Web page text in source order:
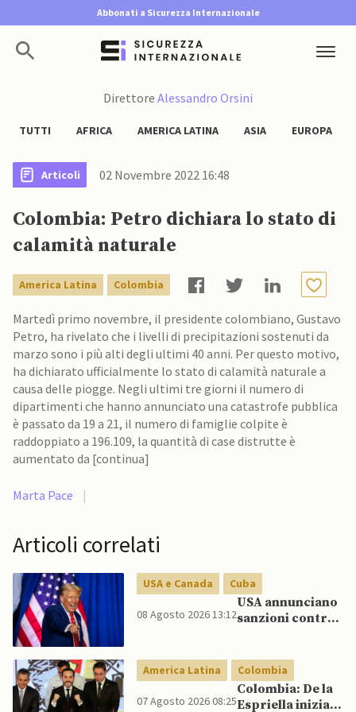
Abbonati a Sicurezza Internazionale
Direttore Alessandro Orsini
TUTTI AFRICA AMERICA LATINA ASIA EUROPA
Articoli 02 Novembre 2022 16:48
Colombia: Petro dichiara lo stato di
calamità naturale
America Latina Colombia
Martedì primo novembre, il presidente colombiano, Gustavo
Petro, ha rivelato che i livelli di precipitazioni sostenuti da
marzo sono i più alti degli ultimi 40 anni. Per questo motivo,
ha dichiarato ufficialmente lo stato di calamità naturale a
causa delle piogge. Negli ultimi tre giorni il numero di
dipartimenti che hanno annunciato una catastrofe pubblica
è passato da 19 a 21, il numero di famiglie colpite è
raddoppiato a 196.109, la quantità di case distrutte è
aumentato da [continua]
Marta Pace |
Articoli correlati
USA e Canada Cuba
08 Agosto 2026 13:12
USA annunciano
sanzioni contro
America Latina Colombia
07 Agosto 2026 08:25
Colombia: De la
Espriella inizia il